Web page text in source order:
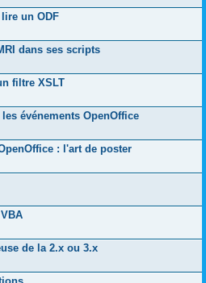
un ODF
dans ses scripts
filtre XSLT
événements OpenOffice
: l'art de poster
de la 2.x ou 3.x